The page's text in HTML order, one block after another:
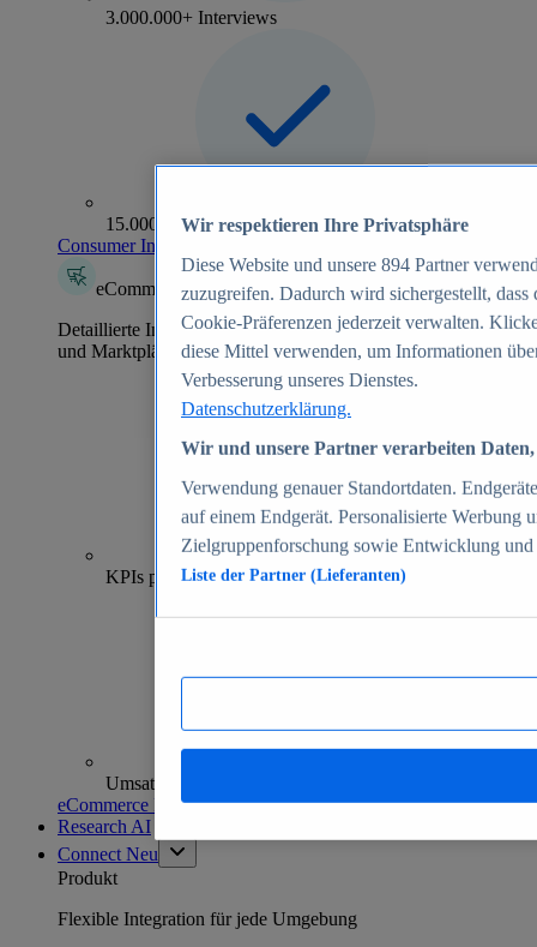
3.000.000+ Interviews
15.000+ Marken
Consumer Insights entdecken
eCommerce Insights
Detaillierte Informationen zu mehr als 39.000 Online-Shops
und Marktplätzen
70+
KPIs pro Shop
Umsatzanalysen und -prognosen
eCommerce Insights entdecken
Research AI
Connect Neu
Produkt
Flexible Integration für jede Umgebung
Wir respektieren Ihre Privatsphäre
Diese Website und unsere 894 Partner
zuzugreifen. Dadurch wird sichergestellt,
Cookie-Präferenzen jederzeit verwalten.
diese Mittel verwenden, um Informationen
Verbesserung unseres Dienstes.
Datenschutzerklärung.
Wir und unsere Partner verarbeiten
Verwendung genauer Standortdaten.
auf einem Endgerät. Personalisierte Werbung
Zielgruppenforschung sowie Entwicklung
Liste der Partner (Lieferanten)